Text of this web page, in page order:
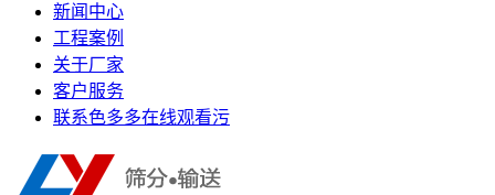
新闻中心
工程案例
关于厂家
客户服务
联系色多多在线观看污